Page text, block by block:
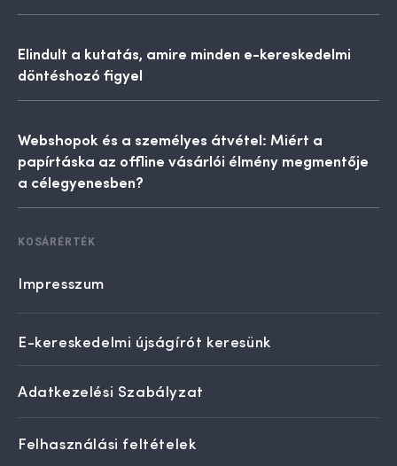
Elindult a kutatás, amire minden e-kereskedelmi
döntéshozó figyel
Webshopok és a személyes átvétel: Miért a
papírtáska az offline vásárlói élmény megmentője
a célegyenesben?
KOSÁRÉRTÉK
Impresszum
E-kereskedelmi újságírót keresünk
Adatkezelési Szabályzat
Felhasználási feltételek